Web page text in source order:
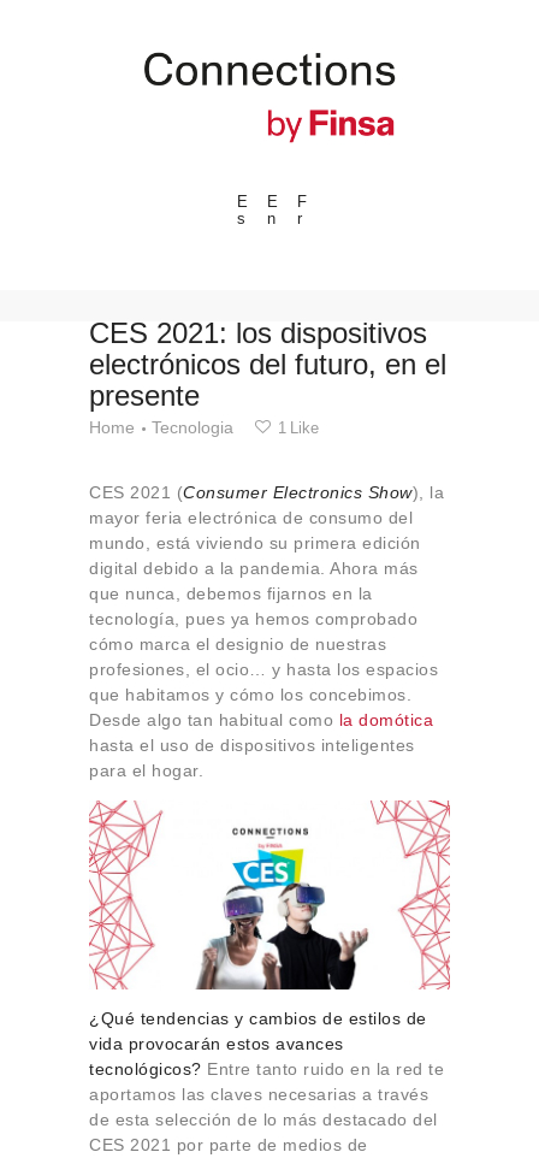
E
s
E
n
F
r
---ENLACES---
Eventos
Espacios
Materiales
Tecnologia
Colaboraciones
Sobre Connections
by Finsa
Contacto
CES 2021: los dispositivos
electrónicos del futuro, en el
presente
Home Tecnologia 1 Like
CES 2021 (Consumer Electronics Show), la
mayor feria electrónica de consumo del
mundo, está viviendo su primera edición
digital debido a la pandemia. Ahora más
que nunca, debemos fijarnos en la
tecnología, pues ya hemos comprobado
cómo marca el designio de nuestras
profesiones, el ocio… y hasta los espacios
que habitamos y cómo los concebimos.
Desde algo tan habitual como la domótica
hasta el uso de dispositivos inteligentes
para el hogar.
¿Qué tendencias y cambios de estilos de
vida provocarán estos avances
tecnológicos? Entre tanto ruido en la red te
aportamos las claves necesarias a través
de esta selección de lo más destacado del
CES 2021 por parte de medios de